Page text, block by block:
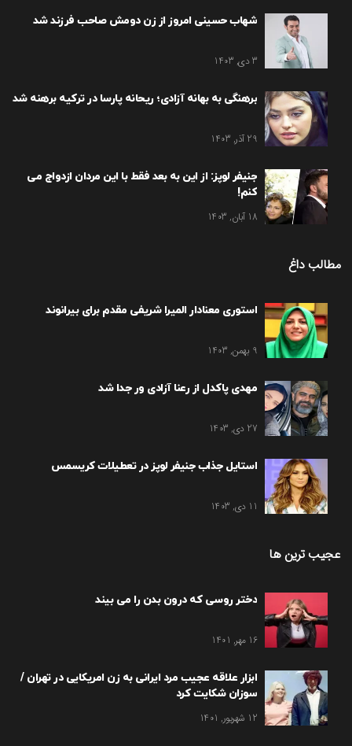
شهاب حسینی امروز از زن دومش صاحب فرزند شد
3 دی, 1403
برهنگی به بهانه آزادی؛ ریحانه پارسا در ترکیه برهنه شد
29 آذر, 1403
جنیفر لوپز: از این به بعد فقط با این مردان ازدواج می
کنم!
18 آبان, 1403
مطالب داغ
استوری معنادار المیرا شریفی مقدم برای بیرانوند
9 بهمن, 1403
مهدی پاکدل از رعنا آزادی ور جدا شد
27 دی, 1403
استایل جذاب جنیفر لوپز در تعطیلات کریسمس
11 دی, 1403
عجیب ترین ها
دختر روسی که درون بدن را می بیند
16 مهر, 1401
ابزار علاقه عجیب مرد ایرانی به زن امریکایی در تهران /
سوزان شکایت کرد
12 شهریور, 1401